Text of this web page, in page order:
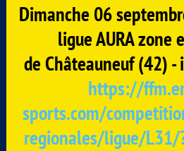
Dimanche 06
ligue AURA zone
deChâteauneuf (42)
https://
sports.com/
regionales/ligue/